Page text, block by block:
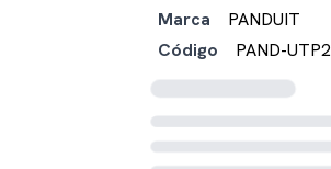
Marca
PANDUIT
Código
PAND-